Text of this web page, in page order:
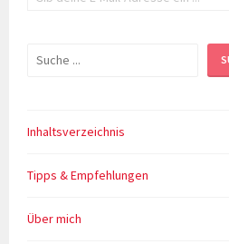
Suchen
Inhaltsverzeichnis
Tipps & Empfehlungen
Über mich